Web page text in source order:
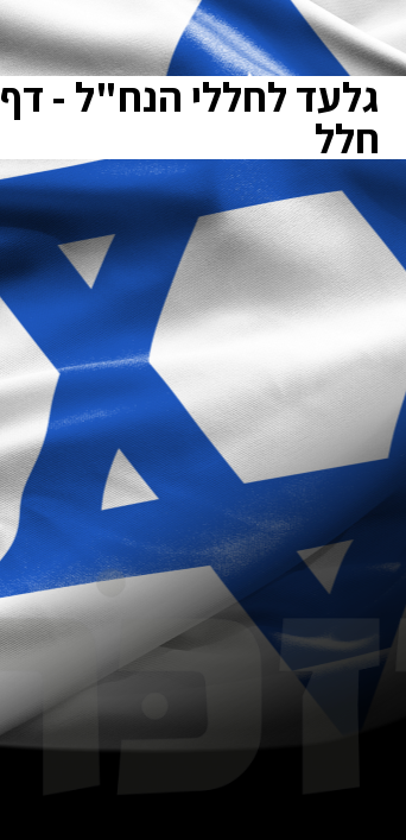
גלעד לחללי הנח"ל - דף
חלל